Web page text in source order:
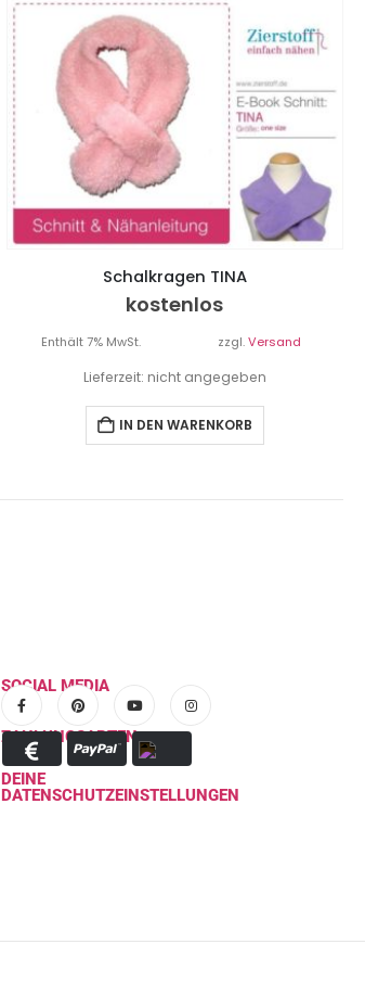
Schalkragen TINA
kostenlos
Enthält 7% MwSt. zzgl.Versand
Lieferzeit: nicht angegeben
IN DEN WARENKORB
SOCIAL MEDIA
ZAHLUNGSARTEN
DEINE
DATENSCHUTZEINSTELLUNGEN